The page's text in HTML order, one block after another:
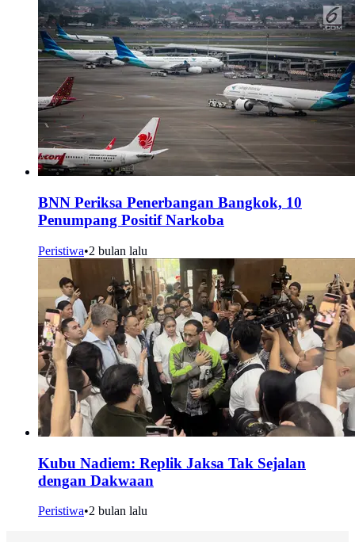
BNN Periksa Penerbangan Bangkok, 10
Penumpang Positif Narkoba
Peristiwa•2 bulan lalu
Kubu Nadiem: Replik Jaksa Tak Sejalan
dengan Dakwaan
Peristiwa•2 bulan lalu